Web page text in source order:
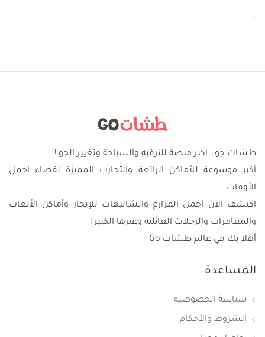
طشات جو ، أكبر منصة للترفيه والسياحة وتغيير الجو !
أكبر موسوعة للأماكن الرائعة والتجارب المميزة لقضاء أجمل
الأوقات
اكتشف الآن أجمل المزارع والشاليهات للإيجار وأماكن الألعاب
والمغامرات والرحلات العائلية وغيرها الكثير !
أهلا بك في عالم طشات Go
المساعدة
سياسة الخصوصية
الشروط والأحكام